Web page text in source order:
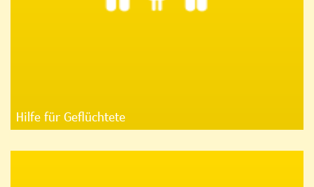
Hilfe für Geflüchtete